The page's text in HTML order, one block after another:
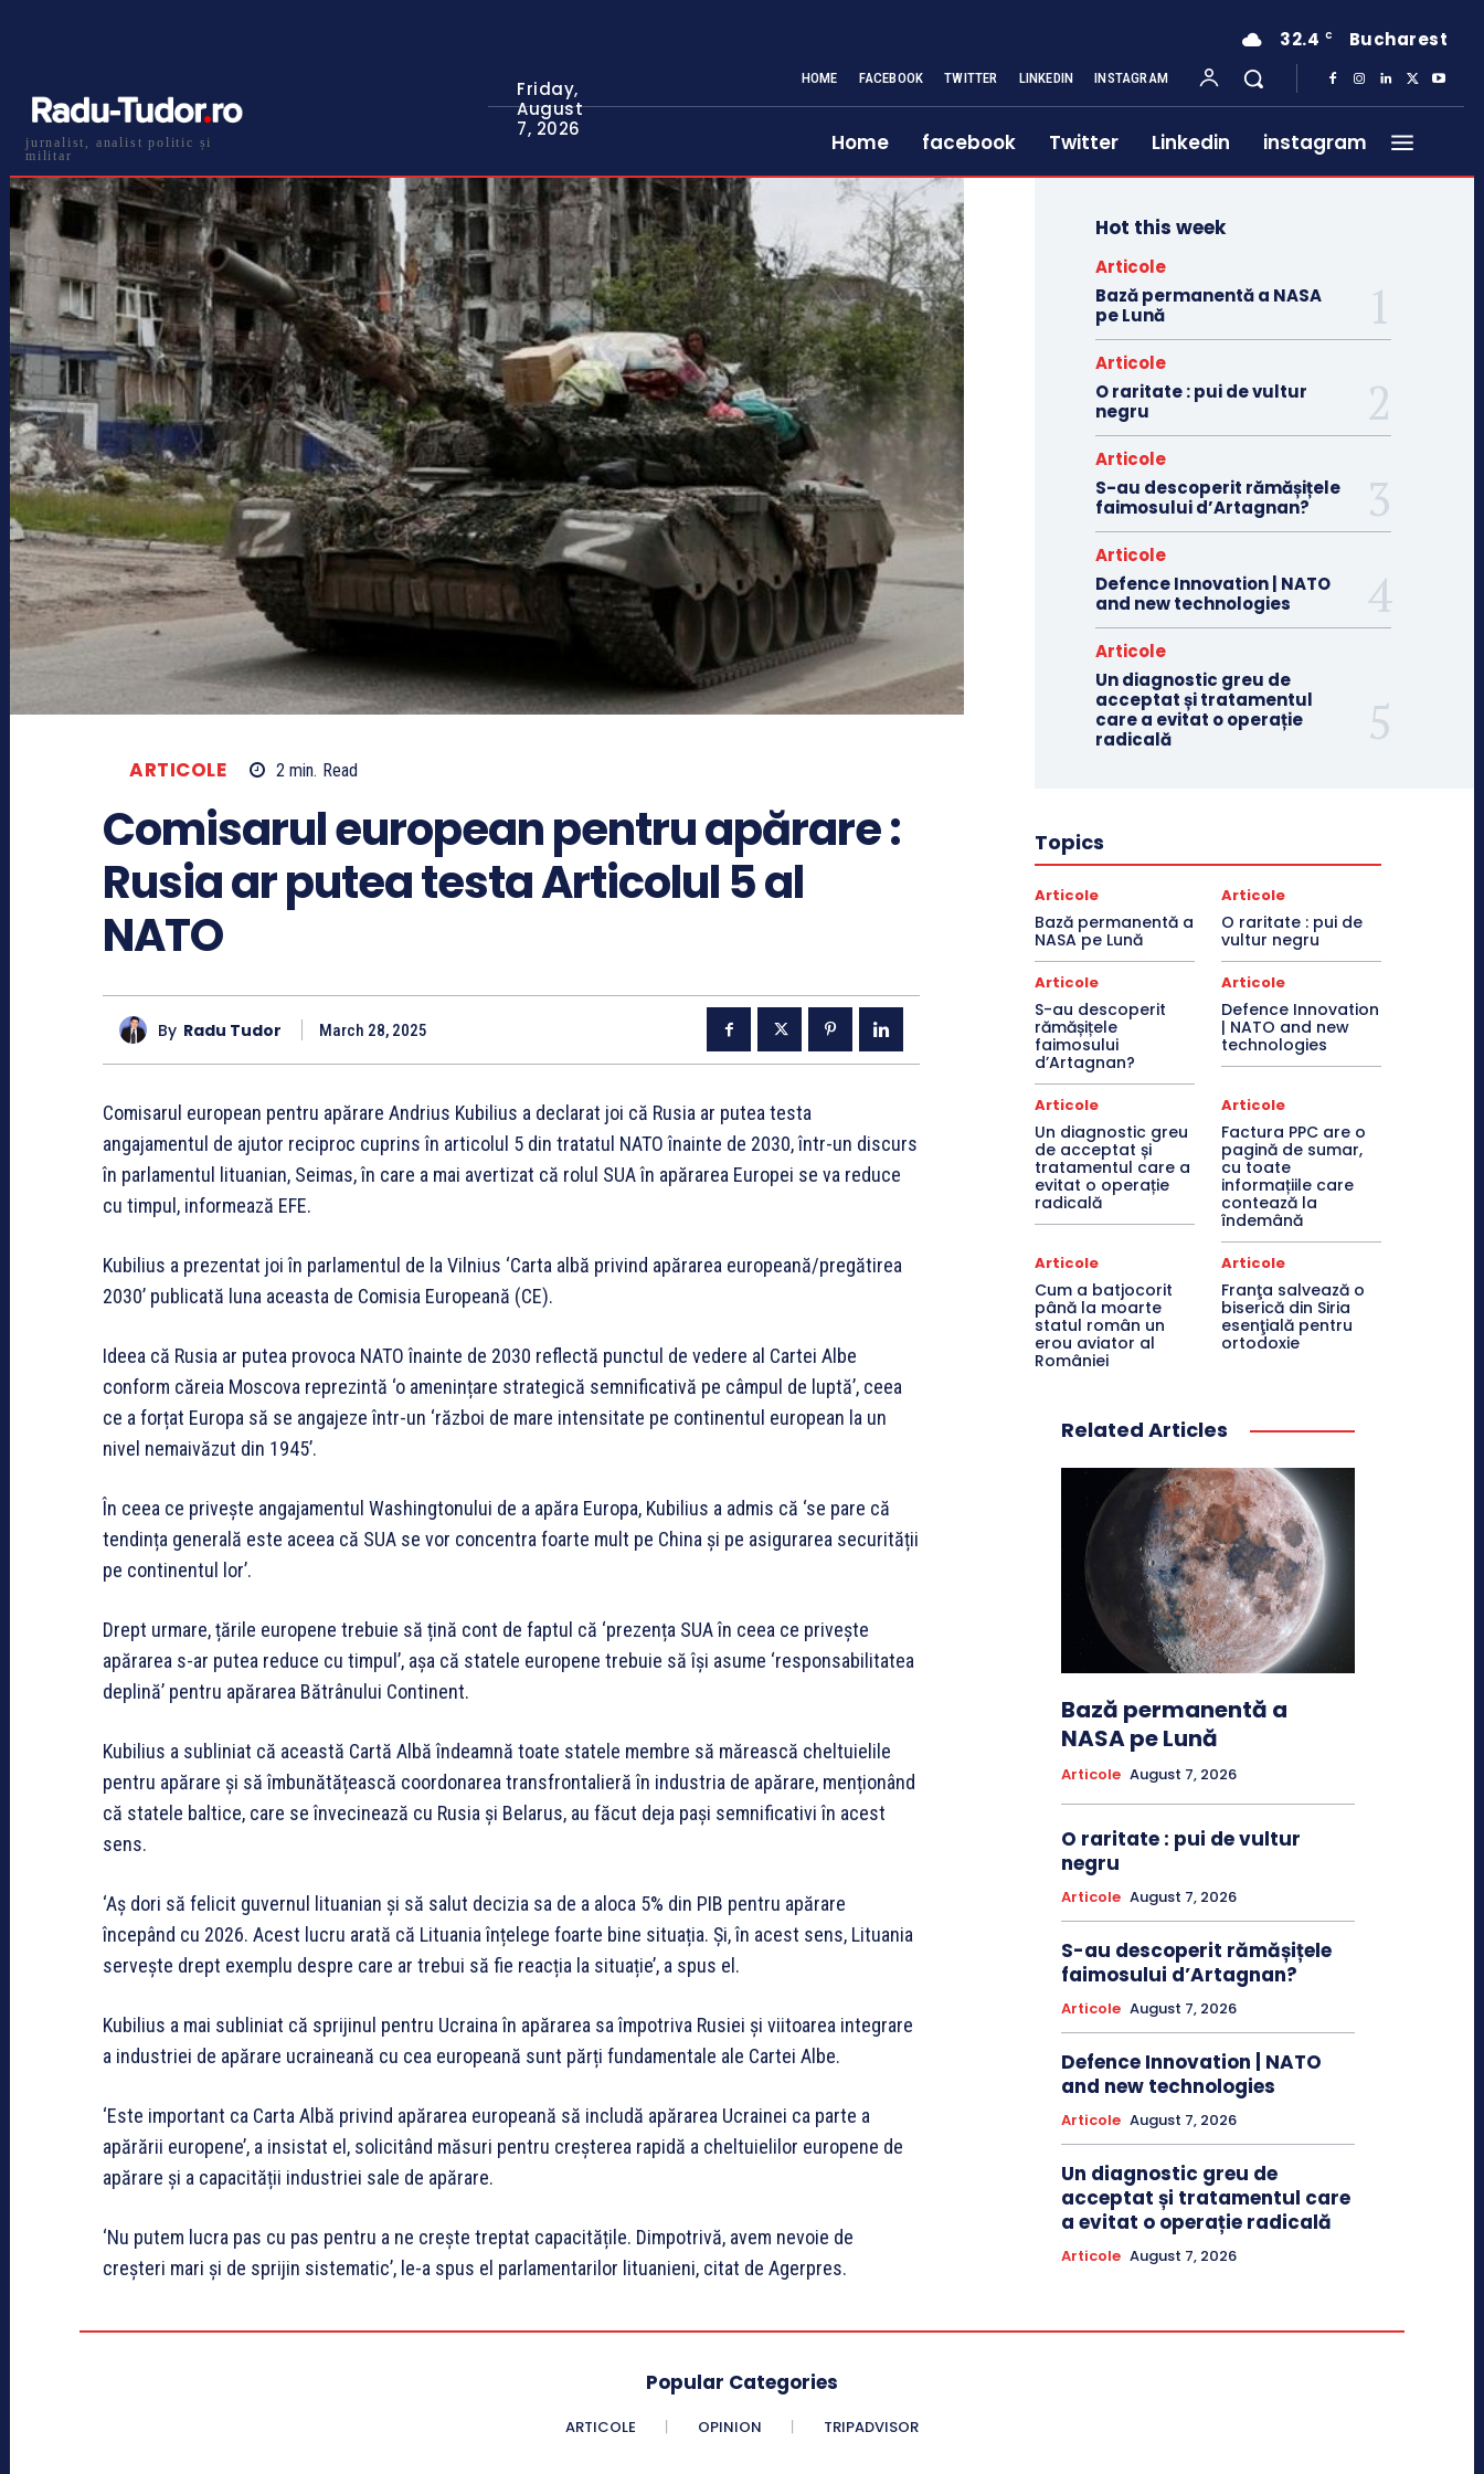
jurnalist, analist politic și
militar
Friday,
August
7, 2026
32.4 C Bucharest
HOME FACEBOOK TWITTER LINKEDIN INSTAGRAM
Home facebook Twitter Linkedin instagram
ARTICOLE 2 min. Read
Comisarul european pentru apărare :
Rusia ar putea testa Articolul 5 al
NATO
By Radu Tudor March 28, 2025
Comisarul european pentru apărare Andrius Kubilius a declarat joi că Rusia ar putea testa
angajamentul de ajutor reciproc cuprins în articolul 5 din tratatul NATO înainte de 2030, într-un discurs
în parlamentul lituanian, Seimas, în care a mai avertizat că rolul SUA în apărarea Europei se va reduce
cu timpul, informează EFE.
Kubilius a prezentat joi în parlamentul de la Vilnius ‘Carta albă privind apărarea europeană/pregătirea
2030’ publicată luna aceasta de Comisia Europeană (CE).
Ideea că Rusia ar putea provoca NATO înainte de 2030 reflectă punctul de vedere al Cartei Albe
conform căreia Moscova reprezintă ‘o amenințare strategică semnificativă pe câmpul de luptă’, ceea
ce a forțat Europa să se angajeze într-un ‘război de mare intensitate pe continentul european la un
nivel nemaivăzut din 1945’.
În ceea ce privește angajamentul Washingtonului de a apăra Europa, Kubilius a admis că ‘se pare că
tendința generală este aceea că SUA se vor concentra foarte mult pe China și pe asigurarea securității
pe continentul lor’.
Drept urmare, țările europene trebuie să țină cont de faptul că ‘prezența SUA în ceea ce privește
apărarea s-ar putea reduce cu timpul’, așa că statele europene trebuie să își asume ‘responsabilitatea
deplină’ pentru apărarea Bătrânului Continent.
Kubilius a subliniat că această Cartă Albă îndeamnă toate statele membre să mărească cheltuielile
pentru apărare și să îmbunătățească coordonarea transfrontalieră în industria de apărare, menționând
că statele baltice, care se învecinează cu Rusia și Belarus, au făcut deja pași semnificativi în acest
sens.
‘Aș dori să felicit guvernul lituanian și să salut decizia sa de a aloca 5% din PIB pentru apărare
începând cu 2026. Acest lucru arată că Lituania înțelege foarte bine situația. Și, în acest sens, Lituania
servește drept exemplu despre care ar trebui să fie reacția la situație’, a spus el.
Kubilius a mai subliniat că sprijinul pentru Ucraina în apărarea sa împotriva Rusiei și viitoarea integrare
a industriei de apărare ucraineană cu cea europeană sunt părți fundamentale ale Cartei Albe.
‘Este important ca Carta Albă privind apărarea europeană să includă apărarea Ucrainei ca parte a
apărării europene’, a insistat el, solicitând măsuri pentru creșterea rapidă a cheltuielilor europene de
apărare și a capacității industriei sale de apărare.
‘Nu putem lucra pas cu pas pentru a ne crește treptat capacitățile. Dimpotrivă, avem nevoie de
creșteri mari și de sprijin sistematic’, le-a spus el parlamentarilor lituanieni, citat de Agerpres.
Hot this week
Articole
Bază permanentă a NASA
pe Lună
Articole
O raritate : pui de vultur
negru
Articole
S-au descoperit rămășițele
faimosului d’Artagnan?
Articole
Defence Innovation | NATO
and new technologies
Articole
Un diagnostic greu de
acceptat și tratamentul
care a evitat o operație
radicală
Topics
Articole
Bază permanentă a
NASA pe Lună
Articole
O raritate : pui de
vultur negru
Articole
S-au descoperit
rămășițele
faimosului
d’Artagnan?
Articole
Defence Innovation
| NATO and new
technologies
Articole
Un diagnostic greu
de acceptat și
tratamentul care a
evitat o operație
radicală
Articole
Factura PPC are o
pagină de sumar,
cu toate
informațiile care
contează la
îndemână
Articole
Cum a batjocorit
până la moarte
statul român un
erou aviator al
României
Articole
Franţa salvează o
biserică din Siria
esenţială pentru
ortodoxie
Related Articles
Bază permanentă a
NASA pe Lună
Articole August 7, 2026
O raritate : pui de vultur
negru
Articole August 7, 2026
S-au descoperit rămășițele
faimosului d’Artagnan?
Articole August 7, 2026
Defence Innovation | NATO
and new technologies
Articole August 7, 2026
Un diagnostic greu de
acceptat și tratamentul care
a evitat o operație radicală
Articole August 7, 2026
Popular Categories
ARTICOLE OPINION TRIPADVISOR